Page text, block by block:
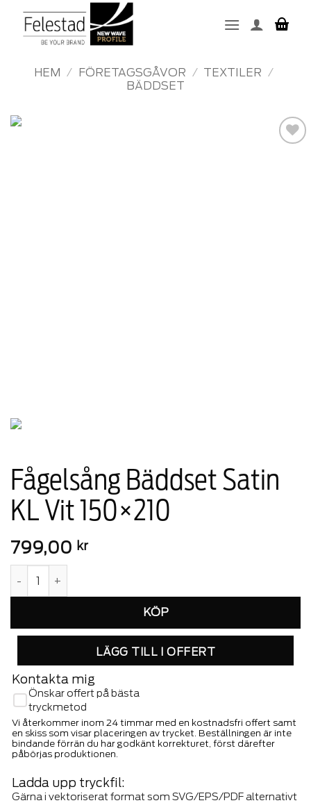
content
HEM / FÖRETAGSGÅVOR / TEXTILER /
BÄDDSET
Fågelsång Bäddset Satin
KL Vit 150×210
799,00 kr
Kontakta mig
Önskar offert på bästa
tryckmetod
Vi återkommer inom 24 timmar med en kostnadsfri offert samt
en skiss som visar placeringen av trycket. Beställningen är inte
bindande förrän du har godkänt korrekturet, först därefter
påbörjas produktionen.
Ladda upp tryckfil:
Gärna i vektoriserat format som SVG/EPS/PDF alternativt
LÄGG TILL I OFFERT